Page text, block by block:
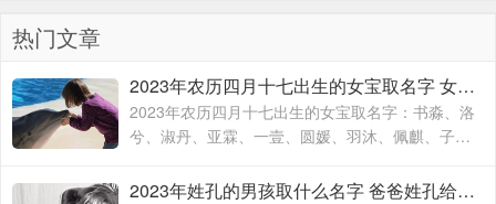
热门文章
2023年农历四月十七出生的女宝取名字 女宝宝名字大全2023属兔
2023年农历四月十七出生的女宝取名字：书淼、洛
兮、淑丹、亚霖、一壹、圆媛、羽沐、佩麒、子
卉、冰馨、伶瑶、青霖、翠云、雯雨、可菡、宸
佑、书玮、彤晴、禾木
2023年姓孔的男孩取什么名字 爸爸姓孔给宝宝取名